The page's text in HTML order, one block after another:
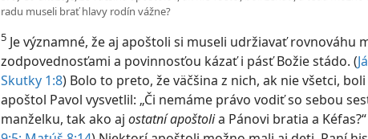
radu museli brať hlavy rodín vážne?
5 Je významné, že aj apoštoli si museli udržiavať rovnováhu
zodpovednosťami a povinnosťou kázať i pásť Božie stádo. (
Skutky 1:8) Bolo to preto, že väčšina z nich, ak nie všetci,
apoštol Pavol vysvetlil: „Či nemáme právo vodiť so sebou
manželku, tak ako aj ostatní apoštolia Pánovi bratia a Kéfas?“